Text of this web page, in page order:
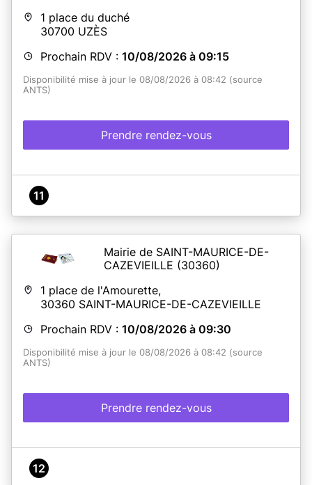
1 place du duché
30700 UZÈS
Prochain RDV : 10/08/2026 à 09:15
Disponibilité mise à jour le 08/08/2026 à 08:42 (source
ANTS)
Prendre rendez-vous
11
Mairie de SAINT-MAURICE-DE-
CAZEVIEILLE (30360)
1 place de l'Amourette,
30360 SAINT-MAURICE-DE-CAZEVIEILLE
Prochain RDV : 10/08/2026 à 09:30
Disponibilité mise à jour le 08/08/2026 à 08:42 (source
ANTS)
Prendre rendez-vous
12